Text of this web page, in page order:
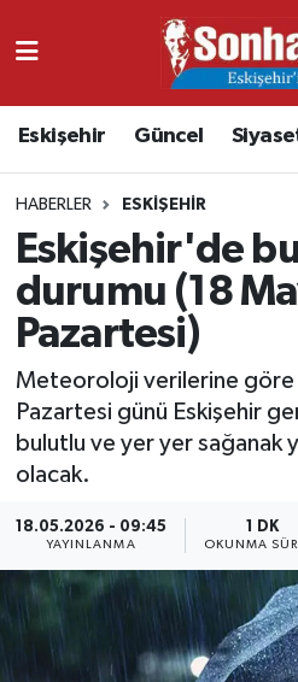
Eskişehir Güncel
HABERLER ESKIŞEHIR
Eskişehir'de
durumu (18
Pazartesi)
Meteoroloji verilerine göre
Pazartesi günü Eskişehir
bulutlu ve yer yer sağanak
olacak.
18.05.2026 - 09:45
YAYINLANMA
1 DK
OKUNMA
Ekonomi
Güncel
Kültür & Sanat
Magazin
Resmi İlanlar
Sağlık
Siyaset
Nöbetçi Eczaneler
Namaz Vakitleri
Trafik Durumu
Süper Lig Puan Durumu
Tüm Manşetler
Son Dakika Haberleri
Haber Arşivi